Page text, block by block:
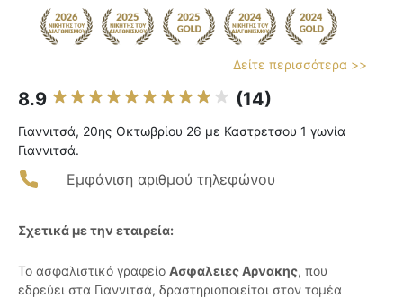
Δείτε περισσότερα >>
8.9 (14)
Γιαννιτσά, 20ης Οκτωβρίου 26 με Καστρετσου 1 γωνία
Γιαννιτσά.
Εμφάνιση αριθμού τηλεφώνου
Σχετικά με την εταιρεία:
Το ασφαλιστικό γραφείο Ασφαλειες Αρνακης, που
εδρεύει στα Γιαννιτσά, δραστηριοποιείται στον τομέα